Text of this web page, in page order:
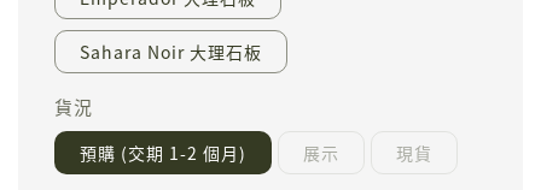
Sahara Noir 大理石板
貨況
預購 (交期 1-2 個月) 展示 現貨